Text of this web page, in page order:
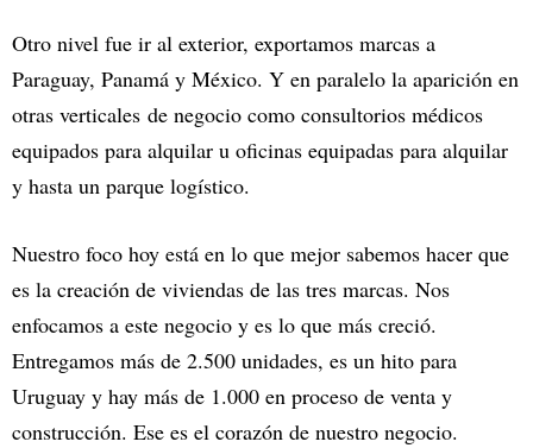
Otro nivel fue ir al exterior, exportamos marcas a
Paraguay, Panamá y México. Y en paralelo la aparición en
otras verticales de negocio como consultorios médicos
equipados para alquilar u oficinas equipadas para alquilar
y hasta un parque logístico.
Nuestro foco hoy está en lo que mejor sabemos hacer que
es la creación de viviendas de las tres marcas. Nos
enfocamos a este negocio y es lo que más creció.
Entregamos más de 2.500 unidades, es un hito para
Uruguay y hay más de 1.000 en proceso de venta y
construcción. Ese es el corazón de nuestro negocio.